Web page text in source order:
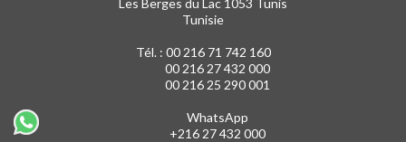
Tunisie
Tél. : 00 216 71 742 160
00 216 27 432 000
00 216 25 290 001
WhatsApp
+216 27 432 000